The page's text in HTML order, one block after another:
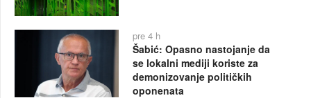
pre 4 h
Šabić: Opasno nastojanje da
se lokalni mediji koriste za
demonizovanje političkih
oponenata